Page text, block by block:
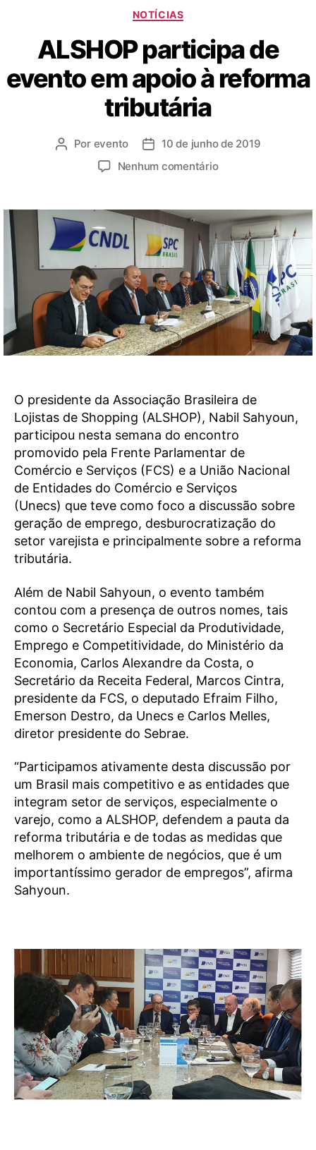
NOTÍCIAS
ALSHOP participa de
evento em apoio à reforma
tributária
Por evento
10 de junho de 2019
Nenhum comentário
O presidente da Associação Brasileira de
Lojistas de Shopping (ALSHOP), Nabil Sahyoun,
participou nesta semana do encontro
promovido pela Frente Parlamentar de
Comércio e Serviços (FCS) e a União Nacional
de Entidades do Comércio e Serviços
(Unecs) que teve como foco a discussão sobre
geração de emprego, desburocratização do
setor varejista e principalmente sobre a reforma
tributária.
Além de Nabil Sahyoun, o evento também
contou com a presença de outros nomes, tais
como o Secretário Especial da Produtividade,
Emprego e Competitividade, do Ministério da
Economia, Carlos Alexandre da Costa, o
Secretário da Receita Federal, Marcos Cintra,
presidente da FCS, o deputado Efraim Filho,
Emerson Destro, da Unecs e Carlos Melles,
diretor presidente do Sebrae.
“Participamos ativamente desta discussão por
um Brasil mais competitivo e as entidades que
integram setor de serviços, especialmente o
varejo, como a ALSHOP, defendem a pauta da
reforma tributária e de todas as medidas que
melhorem o ambiente de negócios, que é um
importantíssimo gerador de empregos”, afirma
Sahyoun.